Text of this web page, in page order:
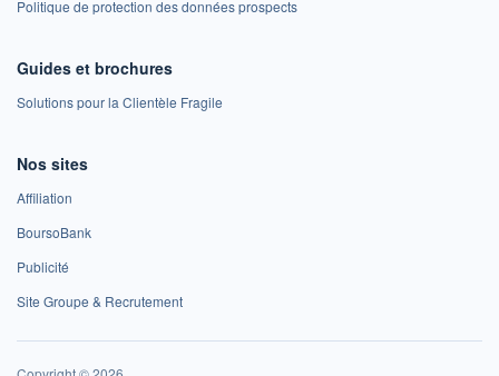
Politique de protection des données prospects
Guides et brochures
Solutions pour la Clientèle Fragile
Nos sites
Affiliation
BoursoBank
Publicité
Site Groupe & Recrutement